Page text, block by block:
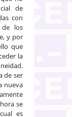
de
con
de los
y por
que
la
de ser
nueva
se
es